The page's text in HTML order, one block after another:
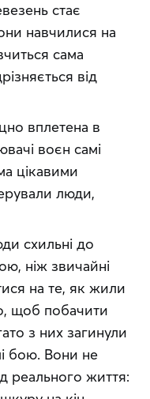
стає
навчилися на
сама
від
вплетена в
воєн самі
цікавими
люди,
схильні до
ніж звичайні
на те, як жили
щоб побачити
з них загинули
бою. Вони не
реального життя: